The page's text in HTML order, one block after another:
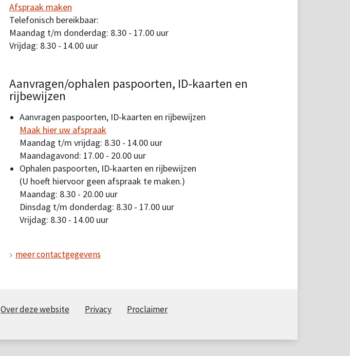
Afspraak maken
Telefonisch bereikbaar:
Maandag t/m donderdag: 8.30 - 17.00 uur
Vrijdag: 8.30 - 14.00 uur
Aanvragen/ophalen paspoorten, ID-kaarten en
rijbewijzen
Aanvragen paspoorten, ID-kaarten en rijbewijzen
Maak hier uw afspraak
Maandag t/m vrijdag: 8.30 - 14.00 uur
Maandagavond: 17.00 - 20.00 uur
Ophalen paspoorten, ID-kaarten en rijbewijzen
(U hoeft hiervoor geen afspraak te maken.)
Maandag: 8.30 - 20.00 uur
Dinsdag t/m donderdag: 8.30 - 17.00 uur
Vrijdag: 8.30 - 14.00 uur
meer contactgegevens
Over deze website Privacy Proclaimer